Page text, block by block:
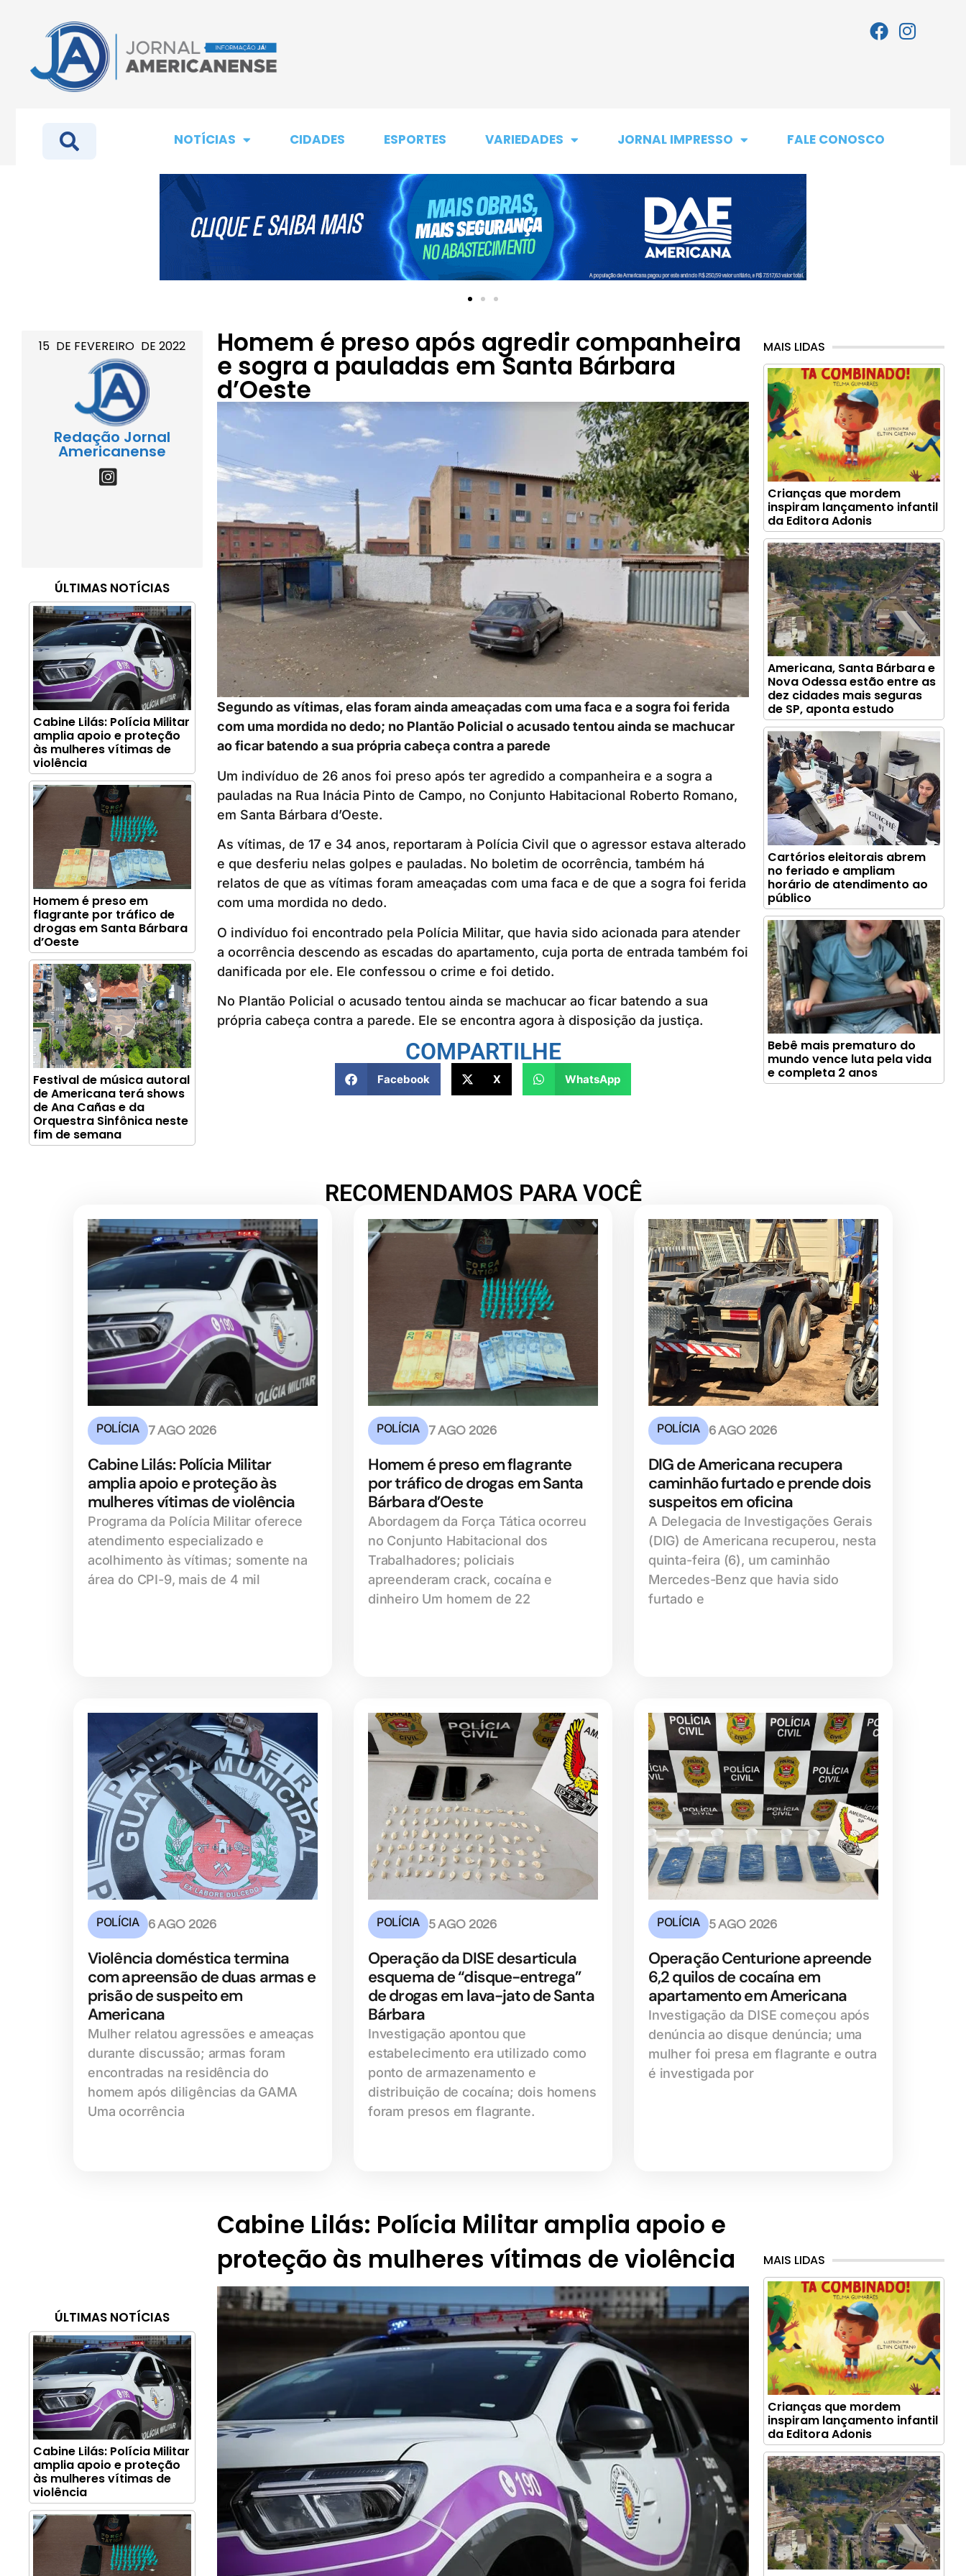
NOTÍCIAS CIDADES ESPORTES VARIEDADES JORNAL IMPRESSO FALE CONOSCO
15 DE FEVEREIRO DE 2022
Redação Jornal
Americanense
ÚLTIMAS NOTÍCIAS
Cabine Lilás: Polícia Militar
amplia apoio e proteção
às mulheres vítimas de
violência
Homem é preso em
flagrante por tráfico de
drogas em Santa Bárbara
d’Oeste
Festival de música autoral
de Americana terá shows
de Ana Cañas e da
Orquestra Sinfônica neste
fim de semana
Homem é preso após agredir companheira
e sogra a pauladas em Santa Bárbara
d’Oeste
Segundo as vítimas, elas foram ainda ameaçadas com uma faca e a sogra foi ferida
com uma mordida no dedo; no Plantão Policial o acusado tentou ainda se machucar
ao ficar batendo a sua própria cabeça contra a parede
Um indivíduo de 26 anos foi preso após ter agredido a companheira e a sogra a
pauladas na Rua Inácia Pinto de Campo, no Conjunto Habitacional Roberto Romano,
em Santa Bárbara d’Oeste.
As vítimas, de 17 e 34 anos, reportaram à Polícia Civil que o agressor estava alterado
e que desferiu nelas golpes e pauladas. No boletim de ocorrência, também há
relatos de que as vítimas foram ameaçadas com uma faca e de que a sogra foi ferida
com uma mordida no dedo.
O indivíduo foi encontrado pela Polícia Militar, que havia sido acionada para atender
a ocorrência descendo as escadas do apartamento, cuja porta de entrada também foi
danificada por ele. Ele confessou o crime e foi detido.
No Plantão Policial o acusado tentou ainda se machucar ao ficar batendo a sua
própria cabeça contra a parede. Ele se encontra agora à disposição da justiça.
COMPARTILHE
Facebook X WhatsApp
MAIS LIDAS
Crianças que mordem
inspiram lançamento infantil
da Editora Adonis
Americana, Santa Bárbara e
Nova Odessa estão entre as
dez cidades mais seguras
de SP, aponta estudo
Cartórios eleitorais abrem
no feriado e ampliam
horário de atendimento ao
público
Bebê mais prematuro do
mundo vence luta pela vida
e completa 2 anos
RECOMENDAMOS PARA VOCÊ
POLÍCIA 7 AGO 2026
Cabine Lilás: Polícia Militar
amplia apoio e proteção às
mulheres vítimas de violência
Programa da Polícia Militar oferece
atendimento especializado e
acolhimento às vítimas; somente na
área do CPI-9, mais de 4 mil
POLÍCIA 7 AGO 2026
Homem é preso em flagrante
por tráfico de drogas em Santa
Bárbara d’Oeste
Abordagem da Força Tática ocorreu
no Conjunto Habitacional dos
Trabalhadores; policiais
apreenderam crack, cocaína e
dinheiro Um homem de 22
POLÍCIA 6 AGO 2026
DIG de Americana recupera
caminhão furtado e prende dois
suspeitos em oficina
A Delegacia de Investigações Gerais
(DIG) de Americana recuperou, nesta
quinta-feira (6), um caminhão
Mercedes-Benz que havia sido
furtado e
POLÍCIA 6 AGO 2026
Violência doméstica termina
com apreensão de duas armas e
prisão de suspeito em
Americana
Mulher relatou agressões e ameaças
durante discussão; armas foram
encontradas na residência do
homem após diligências da GAMA
Uma ocorrência
POLÍCIA 5 AGO 2026
Operação da DISE desarticula
esquema de “disque-entrega”
de drogas em lava-jato de Santa
Bárbara
Investigação apontou que
estabelecimento era utilizado como
ponto de armazenamento e
distribuição de cocaína; dois homens
foram presos em flagrante.
POLÍCIA 5 AGO 2026
Operação Centurione apreende
6,2 quilos de cocaína em
apartamento em Americana
Investigação da DISE começou após
denúncia ao disque denúncia; uma
mulher foi presa em flagrante e outra
é investigada por
ÚLTIMAS NOTÍCIAS
Cabine Lilás: Polícia Militar
amplia apoio e proteção
às mulheres vítimas de
violência
Cabine Lilás: Polícia Militar amplia apoio e
proteção às mulheres vítimas de violência
MAIS LIDAS
Crianças que mordem
inspiram lançamento infantil
da Editora Adonis